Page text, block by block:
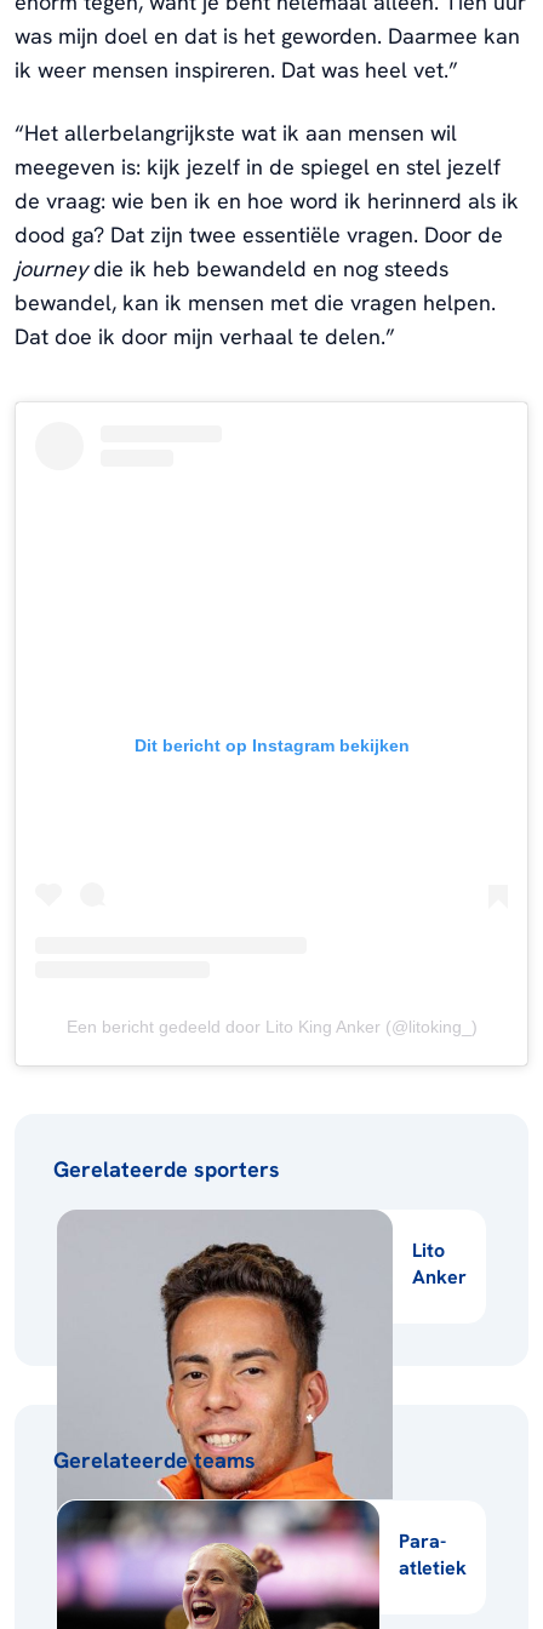
was mijn doel en dat is het geworden. Daarmee kan
ik weer mensen inspireren. Dat was heel vet.”
“Het allerbelangrijkste wat ik aan mensen wil
meegeven is: kijk jezelf in de spiegel en stel jezelf
de vraag: wie ben ik en hoe word ik herinnerd als ik
dood ga? Dat zijn twee essentiële vragen. Door de
journeydie ik heb bewandeld en nog steeds
bewandel, kan ik mensen met die vragen helpen.
Dat doe ik door mijn verhaal te delen.”
Dit bericht op Instagram bekijken
Een bericht gedeeld door Lito King Anker (@litoking_)
Gerelateerde sporters
Lito
Anker
Gerelateerde teams
Para-
atletiek